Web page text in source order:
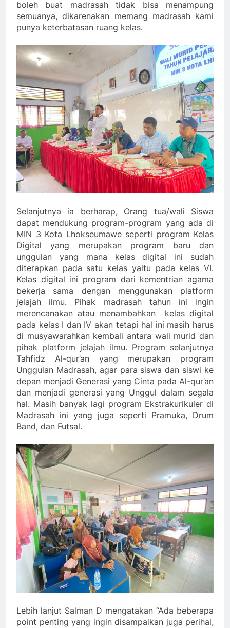
boleh buat madrasah tidak bisa menampung
semuanya, dikarenakan memang madrasah kami
punya keterbatasan ruang kelas.
Selanjutnya ia berharap, Orang tua/wali Siswa
dapat mendukung program-program yang ada di
MIN 3 Kota Lhokseumawe seperti program Kelas
Digital yang merupakan program baru dan
unggulan yang mana kelas digital ini sudah
diterapkan pada satu kelas yaitu pada kelas VI.
Kelas digital ini program dari kementrian agama
bekerja sama dengan menggunakan platform
jelajah ilmu. Pihak madrasah tahun ini ingin
merencanakan atau menambahkan kelas digital
pada kelas I dan IV akan tetapi hal ini masih harus
di musyawarahkan kembali antara wali murid dan
pihak platform jelajah ilmu. Program selanjutnya
Tahfidz Al-qur’an yang merupakan program
Unggulan Madrasah, agar para siswa dan siswi ke
depan menjadi Generasi yang Cinta pada Al-qur’an
dan menjadi generasi yang Unggul dalam segala
hal. Masih banyak lagi program Ekstrakurikuler di
Madrasah ini yang juga seperti Pramuka, Drum
Band, dan Futsal.
Lebih lanjut Salman D mengatakan “Ada beberapa
point penting yang ingin disampaikan juga perihal,